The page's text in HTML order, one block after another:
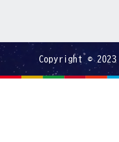
Copyright ©